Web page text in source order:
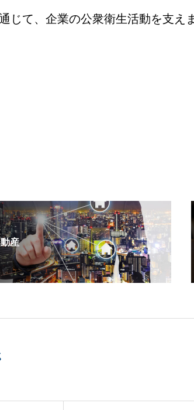
じて、企業の公衆衛生活動を支え
産